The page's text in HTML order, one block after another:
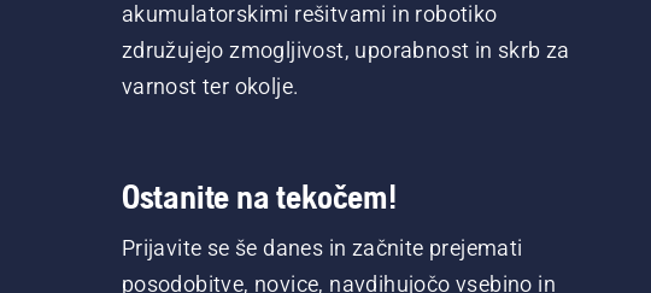
akumulatorskimi rešitvami in robotiko
združujejo zmogljivost, uporabnost in skrb za
varnost ter okolje.
Ostanite na tekočem!
Prijavite se še danes in začnite prejemati
posodobitve, novice, navdihujočo vsebino in